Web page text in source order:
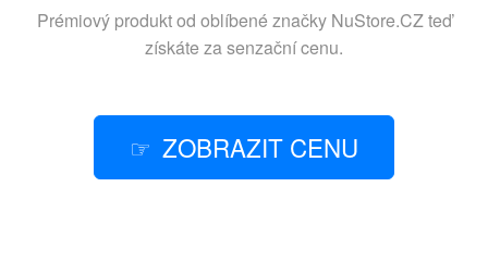
Prémiový produkt od oblíbené značky NuStore.CZteď
získáte za senzační cenu.
ZOBRAZIT CENU